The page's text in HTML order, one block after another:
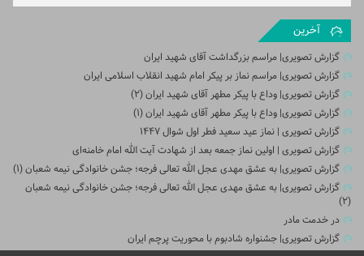
آخرین
گزارش تصویری| مراسم بزرگداشت آقای شهید ایران
گزارش تصویری| مراسم نماز بر پیکر امام شهید انقلاب اسلامی ایران
گزارش تصویری| وداع با پیکر مطهر آقای شهید ایران (2)
گزارش تصویری| وداع با پیکر مطهر آقای شهید ایران (1)
گزارش تصویری | نماز عید سعید فطر اول شوال ۱۴۴۷
گزارش تصویری | اولین نماز جمعه بعد از شهادت آیت الله امام خامنه‌ای
گزارش تصویری| به عشق مهدی عجل الله تعالی فرجه؛ جشن خانوادگی نیمه شعبان (۱)
گزارش تصویری| به عشق مهدی عجل الله تعالی فرجه؛ جشن خانوادگی نیمه شعبان
(۲)
در خدمت مادر
گزارش تصویری| جشنواره شادبوم با محوریت پرچم ایران